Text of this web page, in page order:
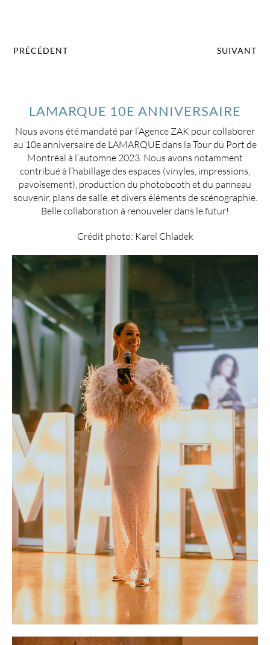
PRÉCÉDENT SUIVANT
LAMARQUE 10E ANNIVERSAIRE
Nous avons été mandaté par l’Agence ZAK pour collaborer
au 10e anniversaire de LAMARQUE dans la Tour du Port de
Montréal à l’automne 2023. Nous avons notamment
contribué à l’habillage des espaces (vinyles, impressions,
pavoisement), production du photobooth et du panneau
souvenir, plans de salle, et divers éléments de scénographie.
Belle collaboration à renouveler dans le futur!
Crédit photo: Karel Chladek